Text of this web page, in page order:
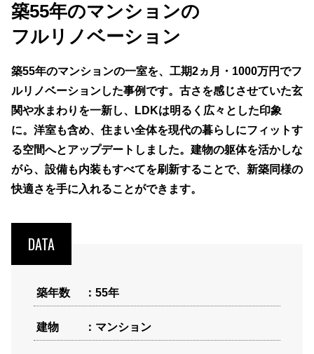
築55年のマンションの
フルリノベーション
築55年のマンションの一室を、工期2ヵ月・1000万円でフ
ルリノベーションした事例です。古さを感じさせていた玄
関や水まわりを一新し、LDKは明るく広々とした印象
に。洋室も含め、住まい全体を現代の暮らしにフィットす
る空間へとアップデートしました。建物の躯体を活かしな
がら、設備も内装もすべてを刷新することで、新築同様の
快適さを手に入れることができます。
DATA
築年数 55年
建物 マンション